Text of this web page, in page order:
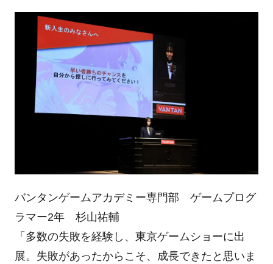
バンタンゲームアカデミー専門部 ゲームプログ
ラマー2年 杉山祐輔
「多数の失敗を経験し、東京ゲームショーに出
展。失敗があったからこそ、成長できたと思いま